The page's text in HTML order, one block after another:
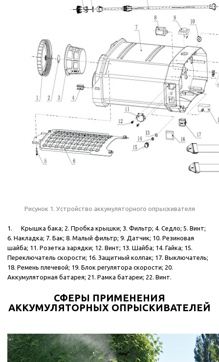
Рисунок 1. Устройство аккумуляторного опрыскивателя
1. Крышка бака; 2. Пробка крышки; 3. Фильтр; 4. Седло; 5. Винт;
6. Накладка; 7. Бак; 8. Малый фильтр; 9. Датчик; 10. Резиновая
шайба; 11. Розетка зарядки; 12. Винт; 13. Шайба; 14. Гайка; 15.
Переключатель скорости; 16. Защитный колпак; 17. Выключатель;
18. Ремень плечевой; 19. Блок регулятора скорости; 20.
Аккумуляторная батарея; 21. Рамка батареи; 22. Винт.
СФЕРЫ ПРИМЕНЕНИЯ
АККУМУЛЯТОРНЫХ ОПРЫСКИВАТЕЛЕЙ